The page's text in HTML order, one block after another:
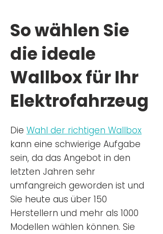
So wählen Sie
die ideale
Wallbox für Ihr
Elektrofahrzeug
Die Wahl der richtigen Wallbox
kann eine schwierige Aufgabe
sein, da das Angebot in den
letzten Jahren sehr
umfangreich geworden ist und
Sie heute aus über 150
Herstellern und mehr als 1000
Modellen wählen können. Sie